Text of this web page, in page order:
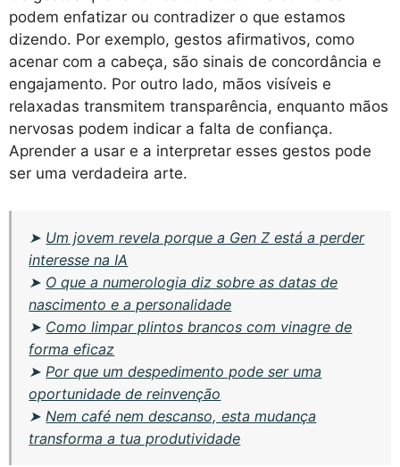
podem enfatizar ou contradizer o que estamos
dizendo. Por exemplo, gestos afirmativos, como
acenar com a cabeça, são sinais de concordância e
engajamento. Por outro lado, mãos visíveis e
relaxadas transmitem transparência, enquanto mãos
nervosas podem indicar a falta de confiança.
Aprender a usar e a interpretar esses gestos pode
ser uma verdadeira arte.
➤ Um jovem revela porque a Gen Z está a perder
interesse na IA
➤ O que a numerologia diz sobre as datas de
nascimento e a personalidade
➤ Como limpar plintos brancos com vinagre de
forma eficaz
➤ Por que um despedimento pode ser uma
oportunidade de reinvenção
➤ Nem café nem descanso, esta mudança
transforma a tua produtividade